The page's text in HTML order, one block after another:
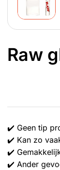
Raw
✔️ Geen tip
✔️ Kan zo
✔️
✔️ Ander